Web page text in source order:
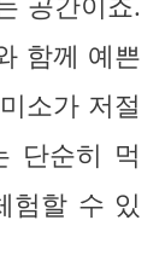
함께 예쁜
소가 저절
단순히 먹
험할 수 있